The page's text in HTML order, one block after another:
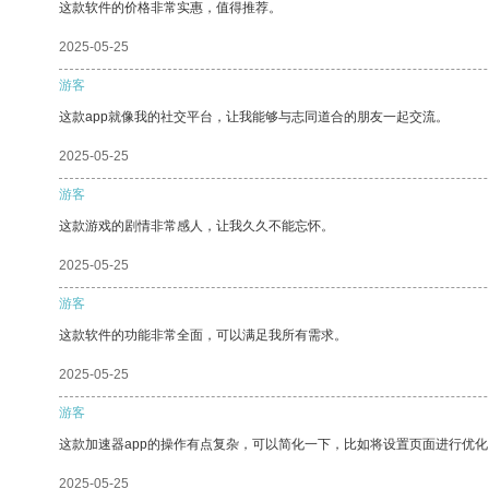
这款软件的价格非常实惠，值得推荐。
2025-05-25
游客
这款app就像我的社交平台，让我能够与志同道合的朋友一起交流。
2025-05-25
游客
这款游戏的剧情非常感人，让我久久不能忘怀。
2025-05-25
游客
这款软件的功能非常全面，可以满足我所有需求。
2025-05-25
游客
这款加速器app的操作有点复杂，可以简化一下，比如将设置页面进行优
2025-05-25